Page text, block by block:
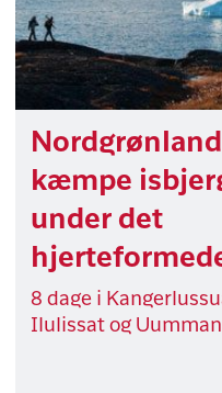
kæmpe
under det
8 dage i
Ilulissat og